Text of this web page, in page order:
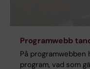
Programwebb
På
program, vad som